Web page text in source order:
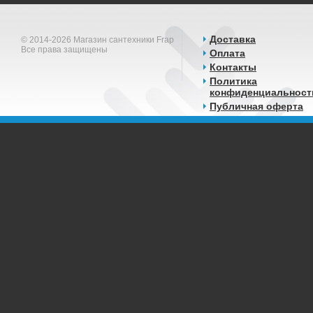
© 2014-2026 Магазин сантехники Frap
Все права защищены
Доставка
Оплата
Контакты
Политика
Публичная оферта